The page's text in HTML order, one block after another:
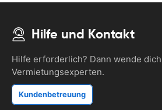
Hilfe und Kontakt
Hilfe erforderlich? Dann wende
Vermietungsexperten.
Kundenbetreuung